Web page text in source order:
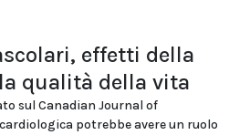
effetti della
qualità della vita
sul Canadian Journal of
potrebbe avere un ruolo